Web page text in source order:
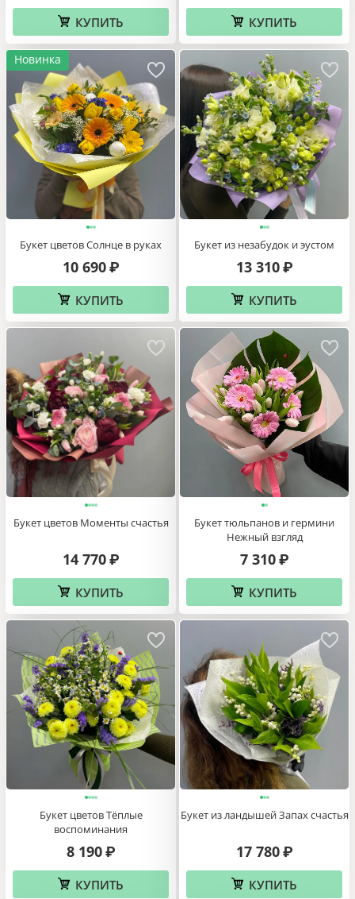
КУПИТЬ КУПИТЬ
Новинка
Букет цветов Солнце в руках
10 690 ₽
КУПИТЬ
Букет из незабудок и эустом
13 310 ₽
КУПИТЬ
Букет цветов Моменты счастья
14 770 ₽
КУПИТЬ
Букет тюльпанов и гермини
Нежный взгляд
7 310 ₽
КУПИТЬ
Букет цветов Тёплые
воспоминания
8 190 ₽
КУПИТЬ
Букет из ландышей Запах счастья
17 780 ₽
КУПИТЬ